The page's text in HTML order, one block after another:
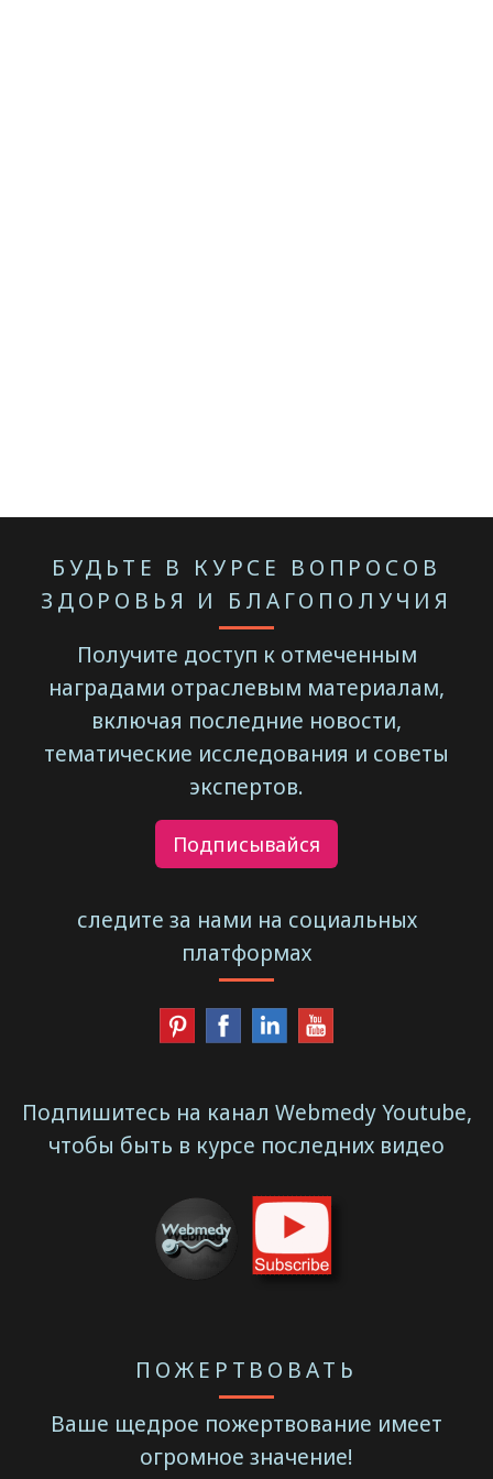
БУДЬТЕ В КУРСЕ ВОПРОСОВ
ЗДОРОВЬЯ И БЛАГОПОЛУЧИЯ
Получите доступ к отмеченным
наградами отраслевым материалам,
включая последние новости,
тематические исследования и советы
экспертов.
Подписывайся
следите за нами на социальных
платформах
Подпишитесь на канал Webmedy Youtube,
чтобы быть в курсе последних видео
ПОЖЕРТВОВАТЬ
Ваше щедрое пожертвование имеет
огромное значение!